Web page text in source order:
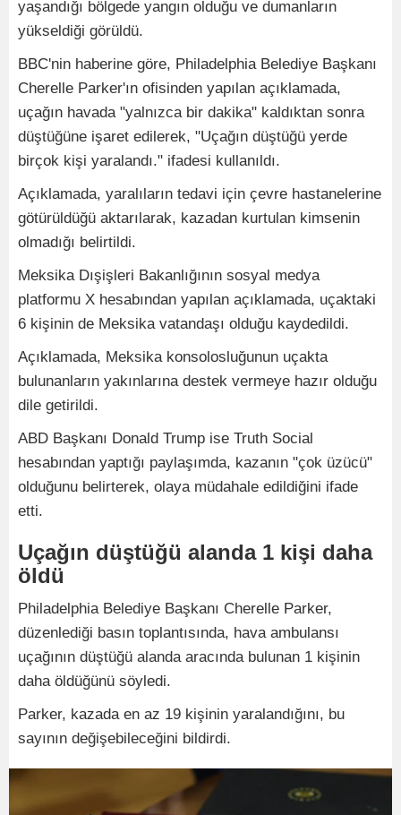
yaşandığı bölgede yangın olduğu ve dumanların
yükseldiği görüldü.
BBC'nin haberine göre, Philadelphia Belediye Başkanı
Cherelle Parker'ın ofisinden yapılan açıklamada,
uçağın havada "yalnızca bir dakika" kaldıktan sonra
düştüğüne işaret edilerek, "Uçağın düştüğü yerde
birçok kişi yaralandı." ifadesi kullanıldı.
Açıklamada, yaralıların tedavi için çevre hastanelerine
götürüldüğü aktarılarak, kazadan kurtulan kimsenin
olmadığı belirtildi.
Meksika Dışişleri Bakanlığının sosyal medya
platformu X hesabından yapılan açıklamada, uçaktaki
6 kişinin de Meksika vatandaşı olduğu kaydedildi.
Açıklamada, Meksika konsolosluğunun uçakta
bulunanların yakınlarına destek vermeye hazır olduğu
dile getirildi.
ABD Başkanı Donald Trump ise Truth Social
hesabından yaptığı paylaşımda, kazanın "çok üzücü"
olduğunu belirterek, olaya müdahale edildiğini ifade
etti.
Uçağın düştüğü alanda 1 kişi daha
öldü
Philadelphia Belediye Başkanı Cherelle Parker,
düzenlediği basın toplantısında, hava ambulansı
uçağının düştüğü alanda aracında bulunan 1 kişinin
daha öldüğünü söyledi.
Parker, kazada en az 19 kişinin yaralandığını, bu
sayının değişebileceğini bildirdi.